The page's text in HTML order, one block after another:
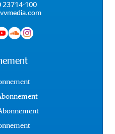
23714-100